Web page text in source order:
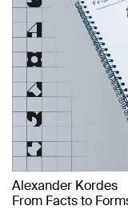
Alexander Kordes
From Facts to